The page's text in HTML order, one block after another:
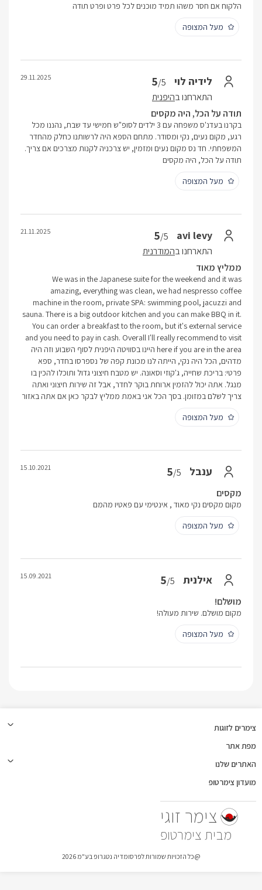
הלקוח אם חסר משהו תמיד מוכנים לכל פרט ופרט תודה
מעל המצופה
לידיה לוי 5/5
התארחנו בהיפנית
29.11.2025
תודה על הכל, היה מקסים
בקרנו בעדנ'ס משפחה עם 3 ילדים לסופ"ש חמישי עד שבת, נהננו מכל
רגע, מקום נעים, נקי ומסודר. מתחם הספא היה לרשותנו כחלק מהחדר
המשפחתי. חד נס מקום נעים ומזמין, יש צרכניה לקנות מצרכים אם צריך.
תודה על הכל, היה מקסים
מעל המצופה
avi levy
5/5
התארחנו בהמודרנית
21.11.2025
ממליץ מאוד
We was in the Japanese suite for the weekend and it was
amazing, everything was clean, we had nespresso coffee
machine in the room, private SPA: swimming pool, jacuzzi and
sauna. There is a big outdoor kitchen and you can make BBQ in it.
You can order a breakfast to the room, but it's external service
and you need to pay in cash. Overall I'll really recommend to visit
here if you are in the area היינו בסוויטה היפנית לסוף השבוע וזה היה
מדהים, הכל היה נקי, הייתה לנו מכונת קפה של נספרסו בחדר, ספא
פרטי: בריכת שחייה, ג'קוזי וסאונה. יש מטבח חיצוני גדול ותוכלו להכין בו
מנגל. אתה יכול להזמין ארוחת בוקר לחדר, אבל זה שירות חיצוני ואתה
צריך לשלם במזומן. בסך הכל אני באמת ממליץ לבקר כאן אם אתה באזור
מעל המצופה
ענבל 5/5
15.10.2021
מקסים
מקום מקסים נקי מאוד , אינטימי עם פאטיו מהמם
מעל המצופה
אילנית 5/5
15.09.2021
מושלם!
מקום מושלם. שירות מעולה!
מעל המצופה
צימר זוגי
צימרטופ
צימרים לזוגות
מפת אתר
האתרים שלנו
מועדון צימרטופ
@כל הזכויות שמורות לפרסומדיה נטגרופ בע"מ 2026